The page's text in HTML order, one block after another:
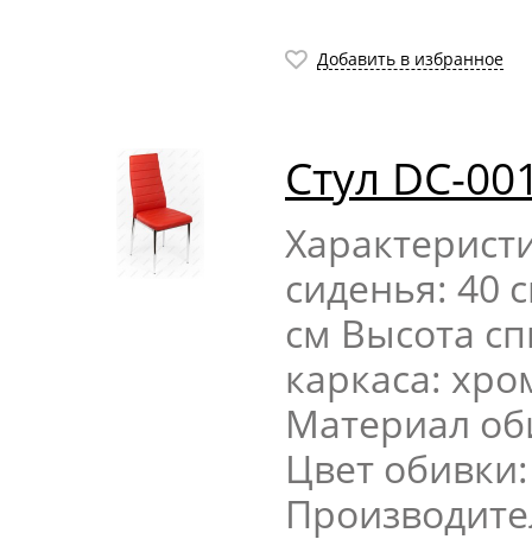
Добавить в избранное
Стул DC-
сиденья: 40
см Высота
каркаса:
Материал
Цвет